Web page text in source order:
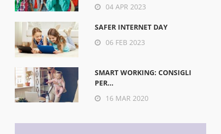
04 APR 2023
SAFER INTERNET DAY
06 FEB 2023
SMART WORKING: CONSIGLI
PER...
16 MAR 2020